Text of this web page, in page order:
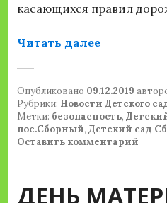
касающихся правил
Читать далее«Изучаем
Опубликовано 09.12.2019
Рубрики: Новости Детского
Метки: безопасность,
пос.Сборный, Детский сад
Оставить комментарий
ДЕНЬ